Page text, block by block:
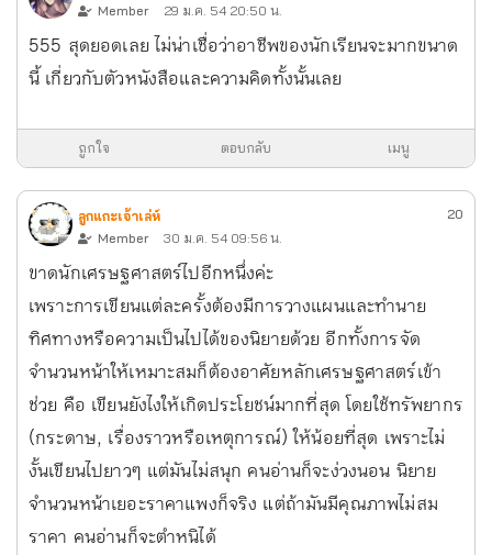
Member
29 ม.ค. 54 20:50 น.
555 สุดยอดเลย ไม่น่าเชื่อว่าอาชีพของนักเรียนจะมากขนาด
นี้ เกี่ยวกับตัวหนังสือและความคิดทั้งนั้นเลย
ถูกใจ ตอบกลับ เมนู
ลูกแกะเจ้าเล่ห์
Member
30 ม.ค. 54 09:56 น.
20
ขาดนักเศรษฐศาสตร์ไปอีกหนึ่งค่ะ
เพราะการเขียนแต่ละครั้งต้องมีการวางแผนและทำนาย
ทิศทางหรือความเป็นไปได้ของนิยายด้วย อีกทั้งการจัด
จำนวนหน้าให้เหมาะสมก็ต้องอาศัยหลักเศรษฐศาสตร์เข้า
ช่วย คือ เขียนยังไงให้เกิดประโยชน์มากที่สุด โดยใช้ทรัพยากร
(กระดาษ, เรื่องราวหรือเหตุการณ์) ให้น้อยที่สุด เพราะไม่
งั้นเขียนไปยาวๆ แต่มันไม่สนุก คนอ่านก็จะง่วงนอน นิยาย
จำนวนหน้าเยอะราคาแพงก็จริง แต่ถ้ามันมีคุณภาพไม่สม
ราคา คนอ่านก็จะตำหนิได้